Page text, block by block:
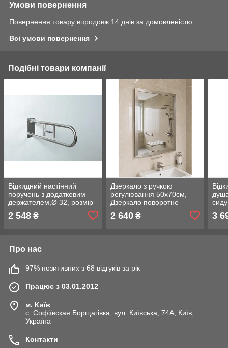
Умови повернення
Повернення товару впродовж 14 днів за домовленістю
Всі умови повернення
Подібні товари компанії
Відкидний настінний
поручень з додатковим
держателем,Ø 32, розмір
2 548 ₴
Дзеркало з ручкою
регулювання 50х70см,
Дзеркало поворотне
500х700мм для людей з
інвалідністю
2 640₴ 3
Про нас
97% позитивних з 68 відгуків за рік
Працює з 03.01.2012
м. Київ
с. Софіївская Борщагівка, вул. Київська, 74А, Київ,
Україна
Контакти